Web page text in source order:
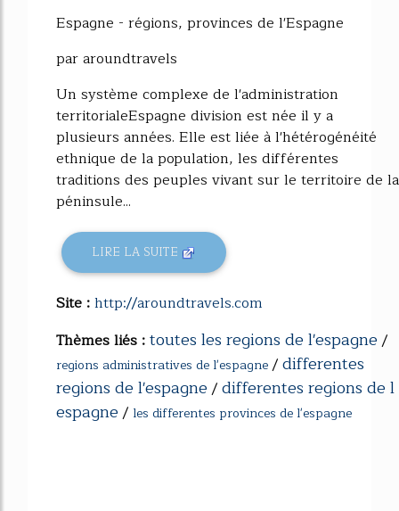
Espagne - régions, provinces de l'Espagne
par aroundtravels
Un système complexe de l'administration
territorialeEspagne division est née il y a
plusieurs années. Elle est liée à l'hétérogénéité
ethnique de la population, les différentes
traditions des peuples vivant sur le territoire de la
péninsule...
LIRE LA SUITE
Site :http://aroundtravels.com
Thèmes liés :toutes les regions de l'espagne/
regions administratives de l'espagne/differentes
regions de l'espagne/differentes regions de l
espagne/ les differentes provinces de l'espagne